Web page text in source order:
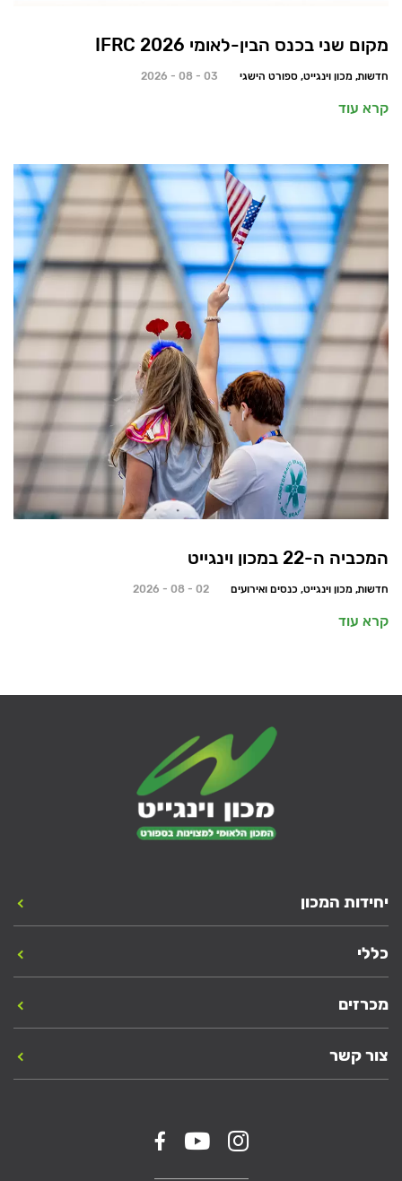
מקום שני בכנס הבין-לאומי 2026 IFRC
חדשות, מכון וינגייט, ספורט הישגי 03 - 08 - 2026
קרא עוד
המכביה ה-22 במכון וינגייט
חדשות, מכון וינגייט, כנסים ואירועים 02 - 08 - 2026
קרא עוד
יחידות המכון
כללי
מכרזים
צור קשר